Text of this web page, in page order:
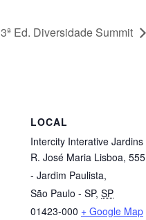
3ª Ed. Diversidade Summit
LOCAL
Intercity Interative Jardins
R. José Maria Lisboa, 555
- Jardim Paulista,
São Paulo - SP, SP
01423-000 + Google Map